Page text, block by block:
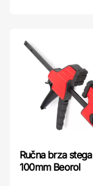
Ručna brza stega
100mm Beorol